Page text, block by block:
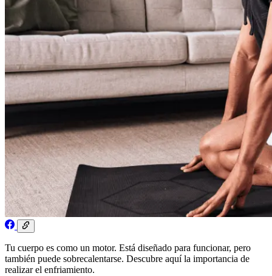
Tu cuerpo es como un motor. Está diseñado para funcionar, pero
también puede sobrecalentarse. Descubre aquí la importancia de
realizar el enfriamiento.